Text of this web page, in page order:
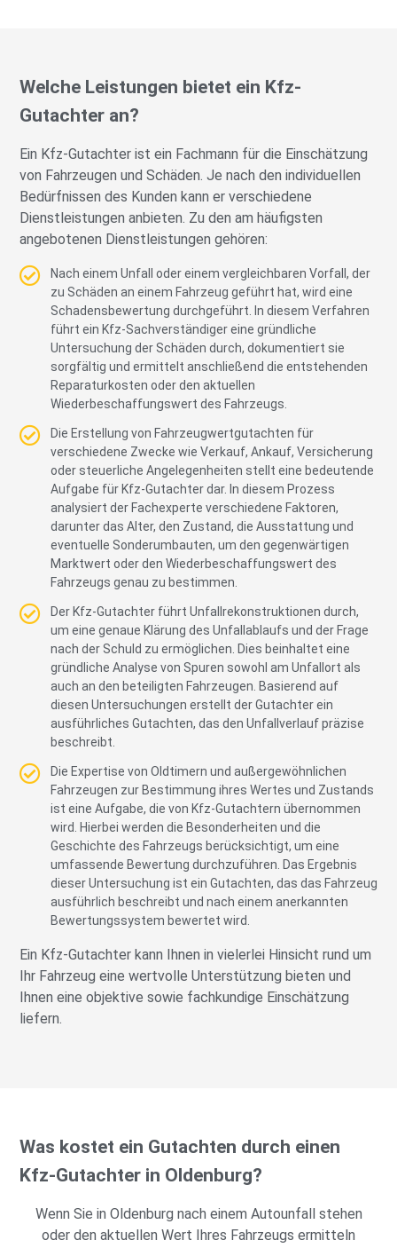
Welche Leistungen bietet ein Kfz-
Gutachter an?
Ein Kfz-Gutachter ist ein Fachmann für die Einschätzung
von Fahrzeugen und Schäden. Je nach den individuellen
Bedürfnissen des Kunden kann er verschiedene
Dienstleistungen anbieten. Zu den am häufigsten
angebotenen Dienstleistungen gehören:
Nach einem Unfall oder einem vergleichbaren Vorfall, der
zu Schäden an einem Fahrzeug geführt hat, wird eine
Schadensbewertung durchgeführt. In diesem Verfahren
führt ein Kfz-Sachverständiger eine gründliche
Untersuchung der Schäden durch, dokumentiert sie
sorgfältig und ermittelt anschließend die entstehenden
Reparaturkosten oder den aktuellen
Wiederbeschaffungswert des Fahrzeugs.
Die Erstellung von Fahrzeugwertgutachten für
verschiedene Zwecke wie Verkauf, Ankauf, Versicherung
oder steuerliche Angelegenheiten stellt eine bedeutende
Aufgabe für Kfz-Gutachter dar. In diesem Prozess
analysiert der Fachexperte verschiedene Faktoren,
darunter das Alter, den Zustand, die Ausstattung und
eventuelle Sonderumbauten, um den gegenwärtigen
Marktwert oder den Wiederbeschaffungswert des
Fahrzeugs genau zu bestimmen.
Der Kfz-Gutachter führt Unfallrekonstruktionen durch,
um eine genaue Klärung des Unfallablaufs und der Frage
nach der Schuld zu ermöglichen. Dies beinhaltet eine
gründliche Analyse von Spuren sowohl am Unfallort als
auch an den beteiligten Fahrzeugen. Basierend auf
diesen Untersuchungen erstellt der Gutachter ein
ausführliches Gutachten, das den Unfallverlauf präzise
beschreibt.
Die Expertise von Oldtimern und außergewöhnlichen
Fahrzeugen zur Bestimmung ihres Wertes und Zustands
ist eine Aufgabe, die von Kfz-Gutachtern übernommen
wird. Hierbei werden die Besonderheiten und die
Geschichte des Fahrzeugs berücksichtigt, um eine
umfassende Bewertung durchzuführen. Das Ergebnis
dieser Untersuchung ist ein Gutachten, das das Fahrzeug
ausführlich beschreibt und nach einem anerkannten
Bewertungssystem bewertet wird.
Ein Kfz-Gutachter kann Ihnen in vielerlei Hinsicht rund um
Ihr Fahrzeug eine wertvolle Unterstützung bieten und
Ihnen eine objektive sowie fachkundige Einschätzung
liefern.
Was kostet ein Gutachten durch einen
Kfz-Gutachter in Oldenburg?
Wenn Sie in Oldenburg nach einem Autounfall stehen
oder den aktuellen Wert Ihres Fahrzeugs ermitteln